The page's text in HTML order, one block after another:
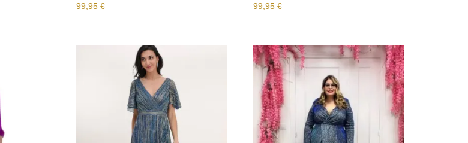
99,95€ 99,95€